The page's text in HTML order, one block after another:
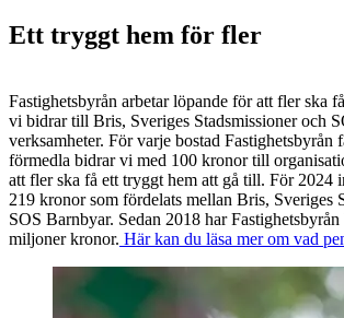
Ett tryggt hem för fler
Fastighetsbyrån arbetar löpande för att fler ska
vi bidrar till Bris, Sveriges Stadsmissioner och
verksamheter. För varje bostad Fastighetsbyrån
förmedla bidrar vi med 100 kronor till
att fler ska få ett tryggt hem att gå till. För 2024
219 kronor som fördelats mellan Bris, Sveriges
SOS Barnbyar. Sedan 2018 har
miljoner kronor. Här kan du läsa mer om vad